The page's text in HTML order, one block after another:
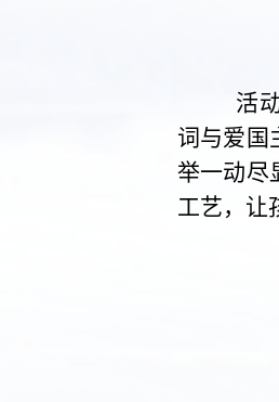
活
词与爱国
举一动尽
工艺，让